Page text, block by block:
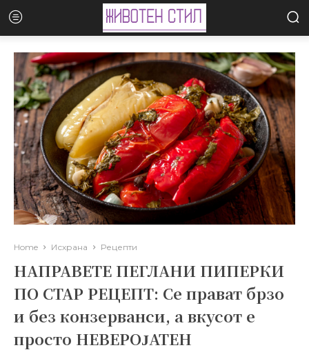
Home Исхрана Рецепти
НАПРАВЕТЕ ПЕГЛАНИ ПИПЕРКИ
ПО СТАР РЕЦЕПТ: Се прават брзо
и без конзерванси, а вкусот е
просто НЕВЕРОЈАТЕН